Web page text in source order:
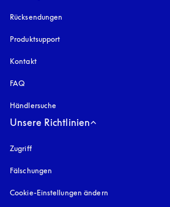
Rücksendungen
Produktsupport
Kontakt
FAQ
Händlersuche
Unsere Richtlinien
Zugrifföffnet sich in einem neuen Tab
Fälschungen
Cookie-Einstellungen ändern